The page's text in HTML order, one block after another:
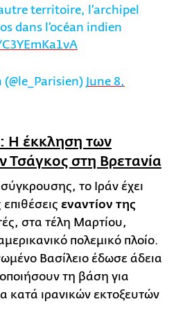
territoire, l’archipel
dans l’océan indien
June 8,
Η έκκληση των
Τσάγκος στη Βρετανία
το Ιράν έχει
εναντίον της
στα τέλη Μαρτίου,
πολεμικό πλοίο.
Βασίλειο έδωσε άδεια
τη βάση για
κατά ιρανικών εκτοξευτών